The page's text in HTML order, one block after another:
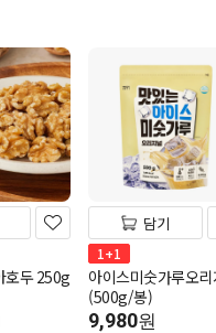
호두 250g
담기
1+1
아이스미숫가루오
(500g/봉)
9,980원